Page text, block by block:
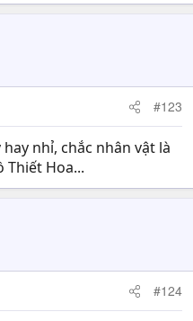
#123
nhỉ, chắc nhân vật là
Thiết Hoa...
#124